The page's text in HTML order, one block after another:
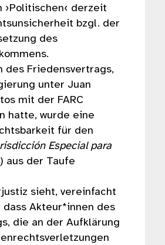
derzeit
bzgl. der
des
des Friedensvertrags,
unter Juan
mit der FARC
hatte, wurde eine
für den
Especial para
aus der Taufe
sieht, vereinfacht
dass Akteur*innen des
die an der Aufklärung